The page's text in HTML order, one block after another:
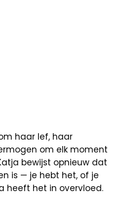
haar lef, haar
om elk moment
bewijst opnieuw dat
is — je hebt het, of je
heeft het in overvloed.